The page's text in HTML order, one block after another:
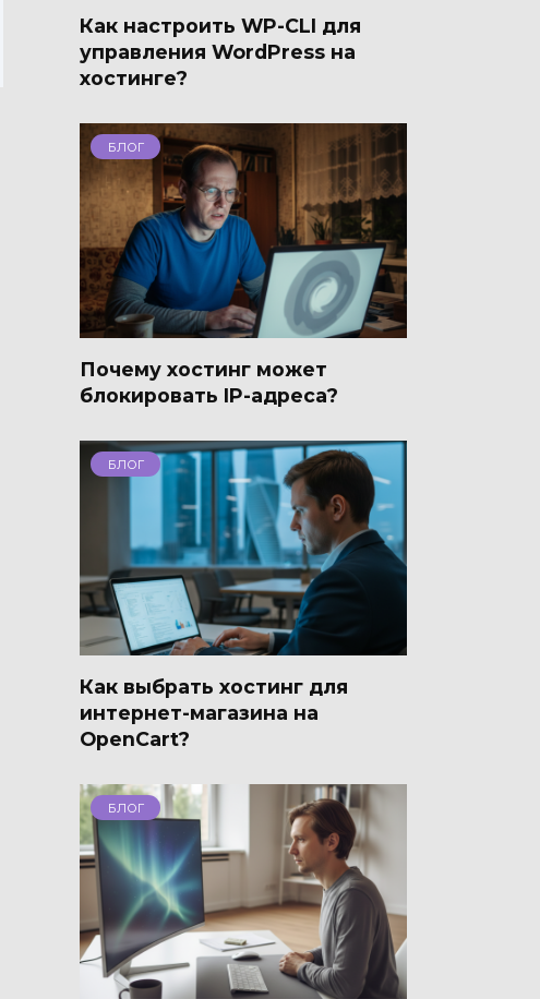
Как настроить WP-CLI для
управления WordPress на
хостинге?
БЛОГ
Почему хостинг может
блокировать IP-адреса?
БЛОГ
Как выбрать хостинг для
интернет-магазина на
OpenCart?
БЛОГ